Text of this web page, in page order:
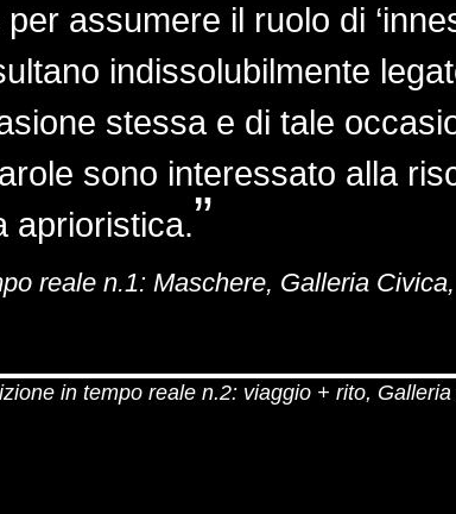
assumere il ruolo di
indissolubilmente
stessa e di tale
sono interessato alla
aprioristica.
reale n.1: Maschere, Galleria
in tempo reale n.2: viaggio + rito,